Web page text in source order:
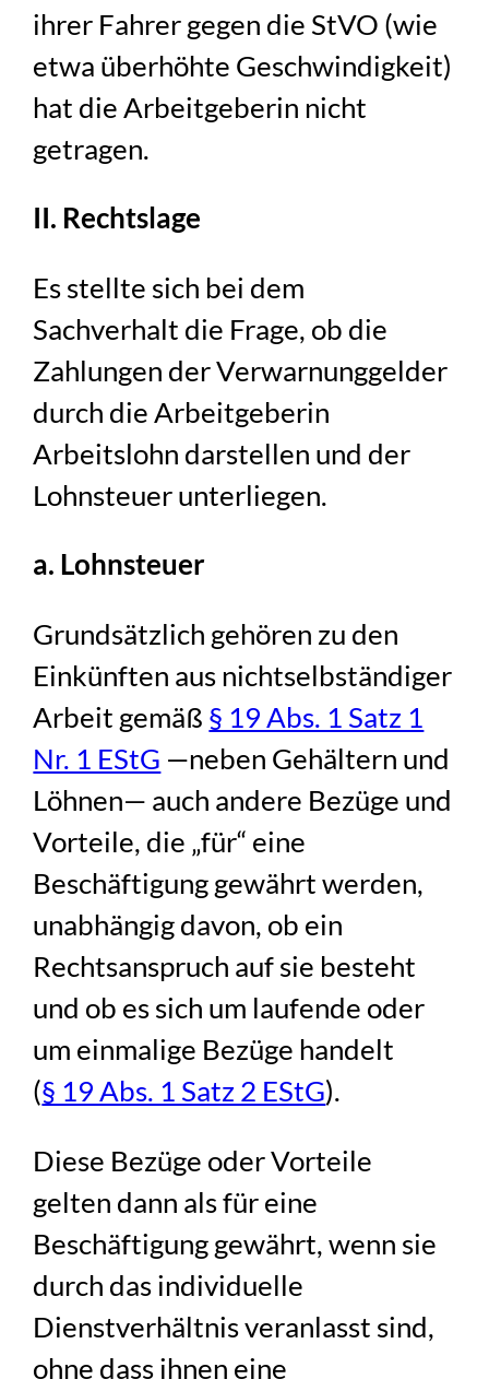
ihrer Fahrer gegen die StVO (wie
etwa überhöhte Geschwindigkeit)
hat die Arbeitgeberin nicht
getragen.
II. Rechtslage
Es stellte sich bei dem
Sachverhalt die Frage, ob die
Zahlungen der Verwarnunggelder
durch die Arbeitgeberin
Arbeitslohn darstellen und der
Lohnsteuer unterliegen.
a. Lohnsteuer
Grundsätzlich gehören zu den
Einkünften aus nichtselbständiger
Arbeit gemäß § 19 Abs. 1 Satz 1
Nr. 1 EStG —neben Gehältern und
Löhnen— auch andere Bezüge und
Vorteile, die „für“ eine
Beschäftigung gewährt werden,
unabhängig davon, ob ein
Rechtsanspruch auf sie besteht
und ob es sich um laufende oder
um einmalige Bezüge handelt
(§ 19 Abs. 1 Satz 2 EStG).
Diese Bezüge oder Vorteile
gelten dann als für eine
Beschäftigung gewährt, wenn sie
durch das individuelle
Dienstverhältnis veranlasst sind,
ohne dass ihnen eine